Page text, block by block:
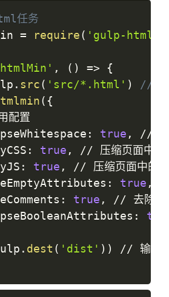
任务
= require( 'gulp-
, ( ) =>
{
. src( 'src/*.html' )
// 匹
( {
配置
: true , //
: true , // 压缩页面中
: true , // 压缩页面中的
: true ,
: true , // 去除注
:
. dest ( 'dist' ) ) //